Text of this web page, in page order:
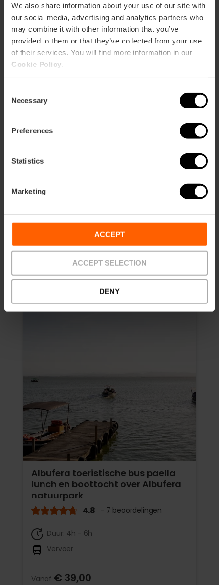
We also share information about your use of our site with
our social media, advertising and analytics partners who
may combine it with other information that you’ve
provided to them or that they’ve collected from your use
of their services. You will find more information in our
Cookie Policy
Selection
Necessary
Preferences
Statistics
Marketing
ACCEPT
ACCEPT SELECTION
DENY
Duur: 3h - 4h
€ 26,00
Albufera toeristische bus paella
lunch en boottocht over Albufera
natuurpark
4.8 - 7 beoordelingen
Duur: 4h - 6h
Vervoer
Vanaf € 39,00